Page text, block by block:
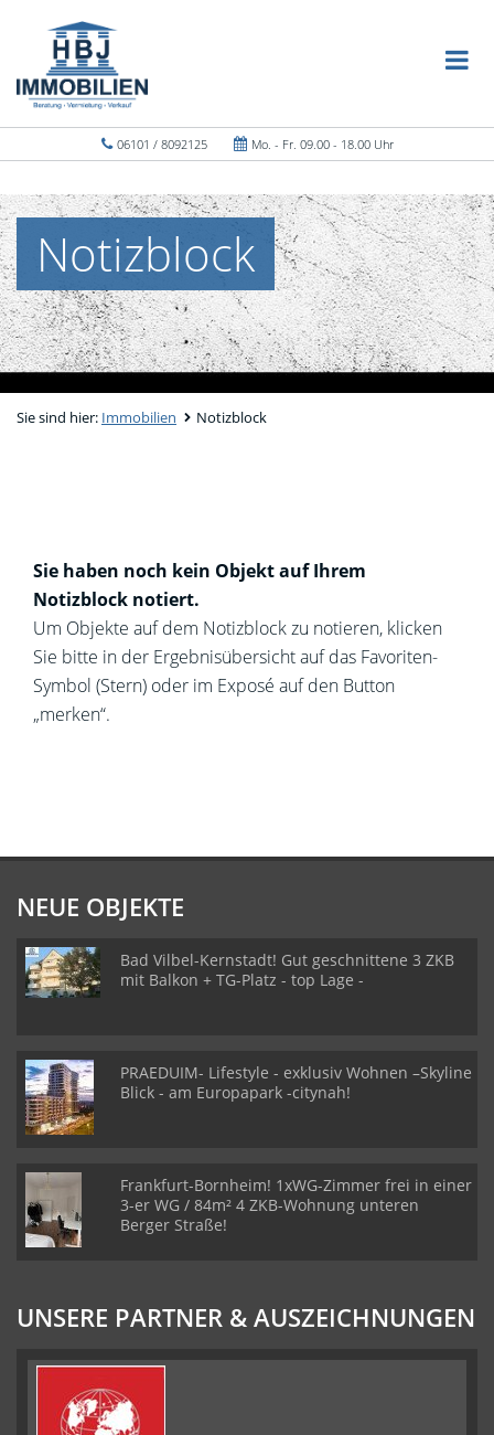
06101 / 8092125 Mo. - Fr. 09.00 - 18.00 Uhr
Notizblock
Sie sind hier: Immobilien Notizblock
Sie haben noch kein Objekt auf Ihrem
Notizblock notiert.
Um Objekte auf dem Notizblock zu notieren, klicken
Sie bitte in der Ergebnisübersicht auf das Favoriten-
Symbol (Stern) oder im Exposé auf den Button
„merken“.
NEUE OBJEKTE
Bad Vilbel-Kernstadt! Gut geschnittene 3 ZKB
mit Balkon + TG-Platz - top Lage -
PRAEDUIM- Lifestyle - exklusiv Wohnen –Skyline
Blick - am Europapark -citynah!
Frankfurt-Bornheim! 1xWG-Zimmer frei in einer
3-er WG / 84m² 4 ZKB-Wohnung unteren
Berger Straße!
UNSERE PARTNER & AUSZEICHNUNGEN